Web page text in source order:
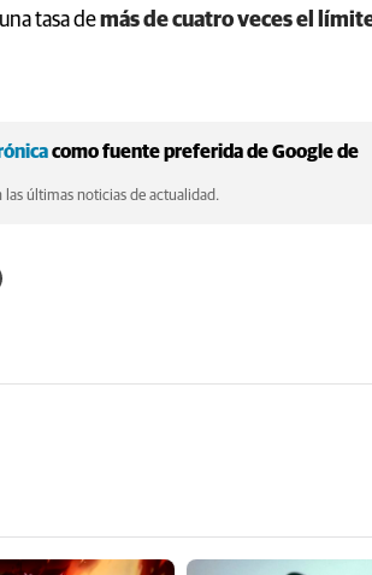
tasa demás de cuatro veces el
como fuente preferida de Google de
últimas noticias de actualidad.